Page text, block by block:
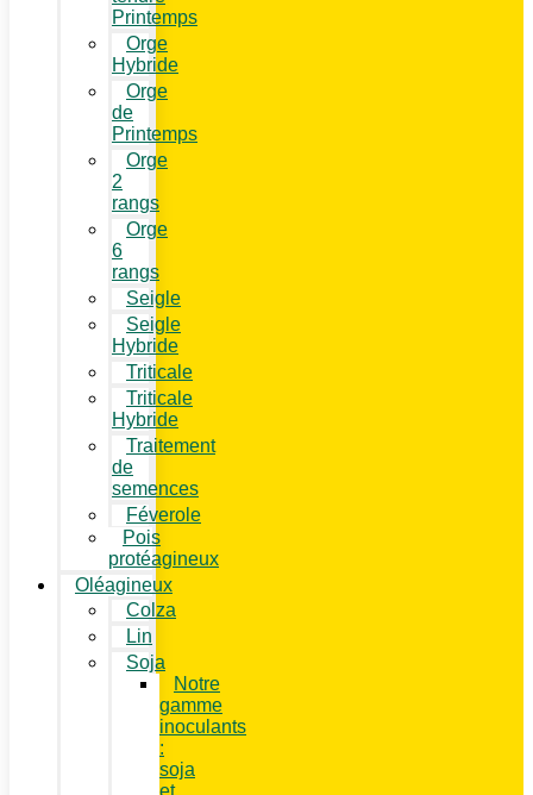
Printemps
Orge
Hybride
Orge
de
Printemps
Orge
2
rangs
Orge
6
rangs
Seigle
Seigle
Hybride
Triticale
Triticale
Hybride
Traitement
de
semences
Féverole
Pois
protéagineux
Oléagineux
Colza
Lin
Soja
Notre
gamme
inoculants
:
soja
et